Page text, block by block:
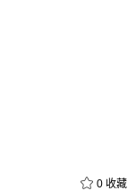
0 收藏